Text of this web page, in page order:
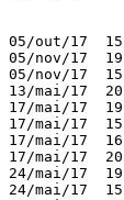
05/out/17
05/nov/17
05/nov/17
13/mai/17
17/mai/17
17/mai/17
17/mai/17
17/mai/17
24/mai/17
24/mai/17